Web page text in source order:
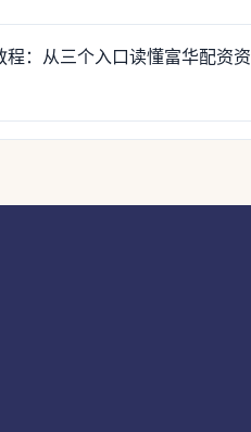
：从三个入口读懂富华配资资